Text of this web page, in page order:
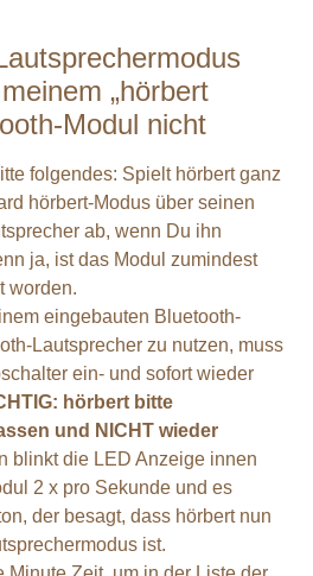
„hörbert
Modul nicht
folgendes: Spielt hörbert ganz
hörbert-Modus über seinen
ab, wenn Du ihn
ja, ist das Modul zumindest
worden.
eingebauten Bluetooth-
Lautsprecher zu nutzen, muss
ein- und sofort wieder
hörbert bitte
und NICHT wieder
blinkt die LED Anzeige innen
2 x pro Sekunde und es
der besagt, dass hörbert nun
ist.